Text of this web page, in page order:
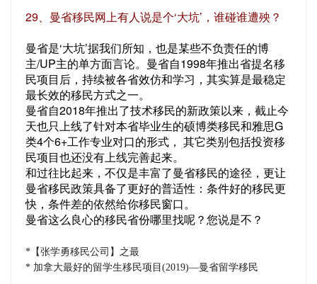
29、曼省移民网上有人说是个‘大坑’，谁碰谁遭殃？
曼省是‘大坑’据我们所知，也是某些不负责任的博
主/UP主的单方面言论。曼省自1998年推出省提名移
民项目后，持续被各省效仿和学习，其实算是最稳定
最长效的移民方式之一。
曼省自2018年推出了技术移民的新政策以来，截止今
天也只上线了针对本省毕业生的硕博类移民和雅思G
类4个6+工作专业对口的形式， 其它类别包括投资移
民项目也还没有上线完善起来。
和过往比起来，不仅是丰富了曼省移民的途径，更让
曼省移民政策具备了更好的普适性：条件好的移民更
快，条件差的依然给你移民窗口。
曼省这么良心的移民省份哪里找呢？您说是不？
*【张学勇移民公司】之最
* 加拿大最好的留学生移民项目(2019)—曼省留学移民